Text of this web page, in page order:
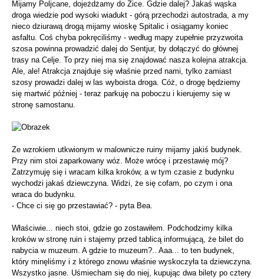
Mijamy Poljcane, dojeżdżamy do Żice. Gdzie dalej? Jakaś wąska
droga wiedzie pod wysoki wiadukt - górą przechodzi autostrada, a my
nieco dziurawą drogą mijamy wioskę Spitalic i osiągamy koniec
asfaltu. Coś chyba pokręciliśmy - według mapy zupełnie przyzwoita
szosa powinna prowadzić dalej do Sentjur, by dołączyć do głównej
trasy na Celje. To przy niej ma się znajdować nasza kolejna atrakcja.
Ale, ale! Atrakcja znajduje się właśnie przed nami, tylko zamiast
szosy prowadzi dalej w las wyboista droga. Cóż, o drogę będziemy
się martwić później - teraz parkuję na poboczu i kierujemy się w
stronę samostanu.
Ze wzrokiem utkwionym w malownicze ruiny mijamy jakiś budynek.
Przy nim stoi zaparkowany wóz. Może wrócę i przestawię mój?
Zatrzymuję się i wracam kilka kroków, a w tym czasie z budynku
wychodzi jakaś dziewczyna. Widzi, że się cofam, po czym i ona
wraca do budynku.
- Chce ci się go przestawiać? - pyta Bea.
Właściwie... niech stoi, gdzie go zostawiłem. Podchodzimy kilka
kroków w stronę ruin i stajemy przed tablicą informującą, że bilet do
nabycia w muzeum. A gdzie to muzeum?.. Aaa... to ten budynek,
który minęliśmy i z którego znowu właśnie wyskoczyła ta dziewczyna.
Wszystko jasne. Uśmiecham się do niej, kupując dwa bilety po cztery